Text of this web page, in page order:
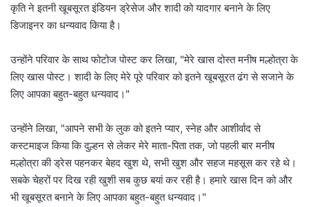
कृति ने इतनी खूबसूरत इंडियन ड्रेसेज और शादी को यादगार बनाने के लिए
डिजाइनर का धन्यवाद किया है।
उन्होंने परिवार के साथ फोटोज पोस्ट कर लिखा, "मेरे खास दोस्त मनीष मल्होत्रा के
लिए खास पोस्ट। शादी के लिए मेरे पूरे परिवार को इतने खूबसूरत ढंग से सजाने के
लिए आपका बहुत-बहुत धन्यवाद।"
उन्होंने लिखा, "आपने सभी के लुक को इतने प्यार, स्नेह और आशीर्वाद से
कस्टमाइज किया कि दुल्हन से लेकर मेरे माता-पिता तक, जो पहली बार मनीष
मल्होत्रा ​​की ड्रेस पहनकर बेहद खुश थे, सभी खुश और सहज महसूस कर रहे थे।
सबके चेहरों पर दिख रही खुशी सब कुछ बयां कर रही है। हमारे खास दिन को और
भी खूबसूरत बनाने के लिए आपका बहुत-बहुत धन्यवाद।"